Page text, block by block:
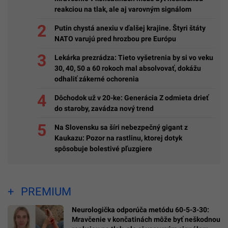
reakciou na tlak, ale aj varovným signálom
Putin chystá anexiu v ďalšej krajine. Štyri štáty
NATO varujú pred hrozbou pre Európu
Lekárka prezrádza: Tieto vyšetrenia by si vo veku
30, 40, 50 a 60 rokoch mal absolvovať, dokážu
odhaliť zákerné ochorenia
Dôchodok už v 20-ke: Generácia Z odmieta drieť
do staroby, zavádza nový trend
Na Slovensku sa šíri nebezpečný gigant z
Kaukazu: Pozor na rastlinu, ktorej dotyk
spôsobuje bolestivé pľuzgiere
PREMIUM
Neurologička odporúča metódu 60-5-3-30:
Mravčenie v končatinách môže byť neškodnou